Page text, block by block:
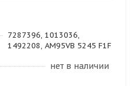
7287396, 1013036,
1492208, AM95VB 5245 F1F
нет в наличии